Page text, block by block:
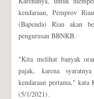
kendaraan, Pemprov
(Bapenda) Riau akan
pengurusan BBNKB.
"Kita melihat banyak
pajak, karena
kendaraan pertama," kata
(5/1/2021).